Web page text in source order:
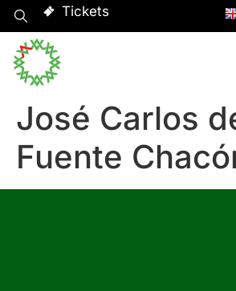
Tickets
José Carlos
Fuente